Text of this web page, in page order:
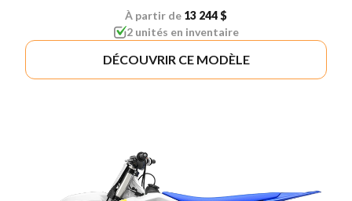
À partir de 13 244 $
2 unités en inventaire
DÉCOUVRIR CE MODÈLE